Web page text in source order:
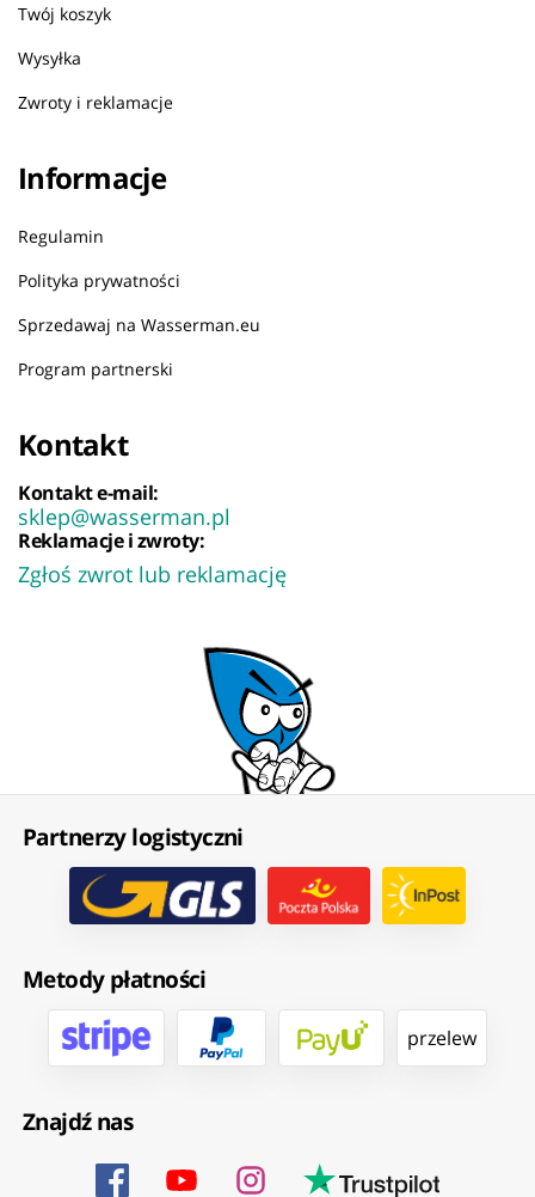
Twój koszyk
Wysyłka
Zwroty i reklamacje
Informacje
Regulamin
Polityka prywatności
Sprzedawaj na Wasserman.eu
Program partnerski
Kontakt
Kontakt e-mail:
sklep@wasserman.pl
Reklamacje i zwroty:
Zgłoś zwrot lub reklamację
Partnerzy logistyczni
Metody płatności
przelew
Znajdź nas